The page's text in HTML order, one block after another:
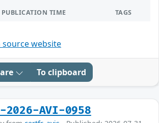
PUBLICATION TIME TAGS
website
To clipboard
2026-AVI-0958